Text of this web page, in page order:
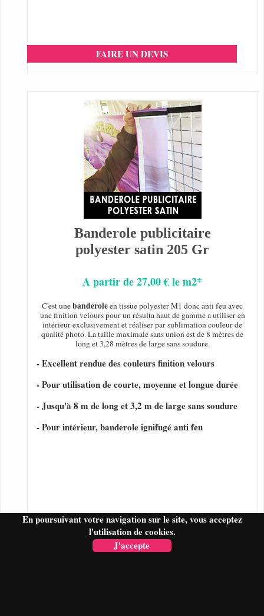
En poursuivant votre navigation sur le site, vous acceptez
l'utilisation de cookies.
J'accepte
FAIRE UN DEVIS
Banderole publicitaire
polyester satin 205 Gr
A partir de 27,00 € le m2*
C'est unebanderoleen tissue polyester M1 donc anti feu avec
une finition velours pour un résulta haut de gamme a utiliser en
intérieur exclusivement et réaliser par sublimation couleur de
qualité photo. La taille maximale sans union est de 8 mètres de
long et 3,28 mètres de large sans soudure.
- Excellent rendue des couleurs finition velours
- Pour utilisation de courte, moyenne et longue durée
- Jusqu'à 8 m de long et 3,2 m de large sans soudure
- Pour intérieur, banderole ignifugé anti feu